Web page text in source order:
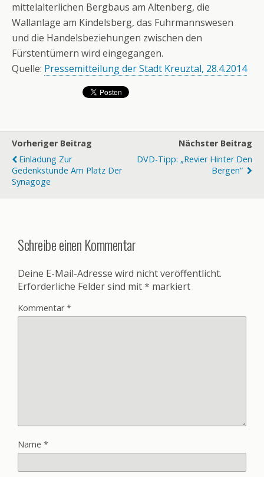
mittelalterlichen Bergbaus am Altenberg, die
Wallanlage am Kindelsberg, das Fuhrmannswesen
und die Handelsbeziehungen zwischen den
Fürstentümern wird eingegangen.
Quelle: Pressemitteilung der Stadt Kreuztal, 28.4.2014
Vorheriger Beitrag
Einladung Zur
Gedenkstunde Am Platz Der
Synagoge
Nächster Beitrag
DVD-Tipp: „Revier Hinter Den
Bergen“
Schreibe einen Kommentar
Deine E-Mail-Adresse wird nicht veröffentlicht.
Erforderliche Felder sind mit* markiert
Kommentar*
Name *